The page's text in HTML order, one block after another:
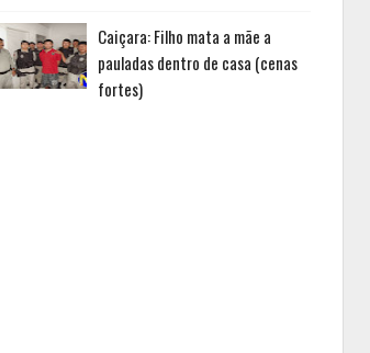
Caiçara: Filho mata a mãe a
pauladas dentro de casa (cenas
fortes)